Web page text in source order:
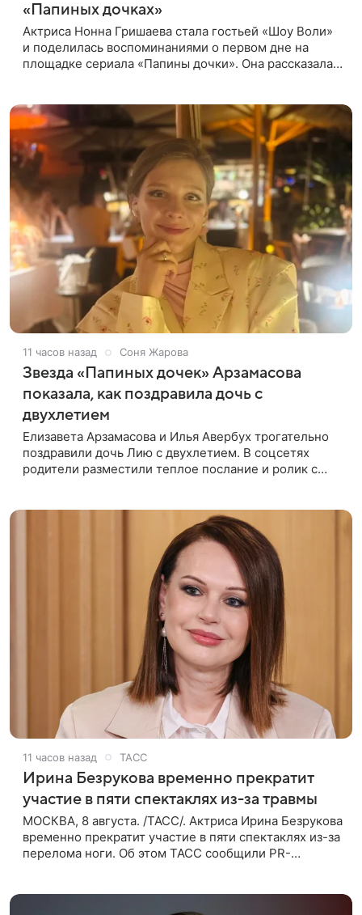
«Папиных дочках»
Актриса Нонна Гришаева стала гостьей «Шоу Воли»
и поделилась воспоминаниями о первом дне на
площадке сериала «Папины дочки». Она рассказала,
11 часов назад Соня Жарова
Звезда «Папиных дочек» Арзамасова
показала, как поздравила дочь с
двухлетием
Елизавета Арзамасова и Илья Авербух трогательно
поздравили дочь Лию с двухлетием. В соцсетях
родители разместили теплое послание и ролик с
11 часов назад ТАСС
Ирина Безрукова временно прекратит
участие в пяти спектаклях из-за травмы
МОСКВА, 8 августа. /ТАСС/. Актриса Ирина Безрукова
временно прекратит участие в пяти спектаклях из-за
перелома ноги. Об этом ТАСС сообщили PR-